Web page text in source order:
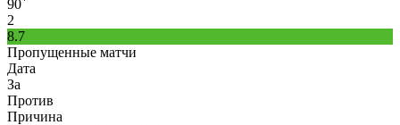
90`
2
8.7
Пропущенные матчи
Дата
За
Против
Причина